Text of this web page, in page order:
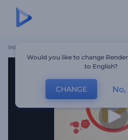
Inicio
Would you like to change
to English?
CHANGE